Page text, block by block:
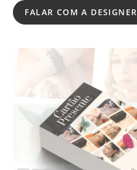
FALAR COM A DESIGNER